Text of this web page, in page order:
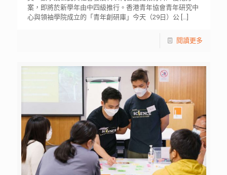
案，即將於新學年由中四級推行。香港青年協會青年研究中
心與領袖學院成立的「青年創研庫」今天（29日）公 […]
閱讀更多